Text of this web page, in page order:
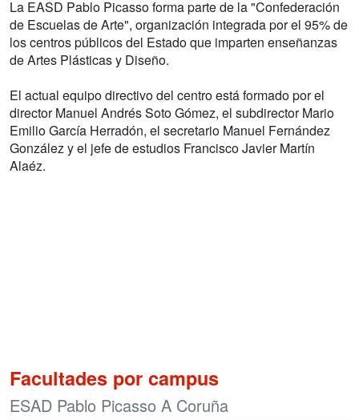
La EASD Pablo Picasso forma parte de la "Confederación
de Escuelas de Arte", organización integrada por el 95% de
los centros públicos del Estado que imparten enseñanzas
de Artes Plásticas y Diseño.
El actual equipo directivo del centro está formado por el
director Manuel Andrés Soto Gómez, el subdirector Mario
Emilio García Herradón, el secretario Manuel Fernández
González y el jefe de estudios Francisco Javier Martín
Alaéz.
Facultades por campus
ESAD Pablo Picasso A Coruña